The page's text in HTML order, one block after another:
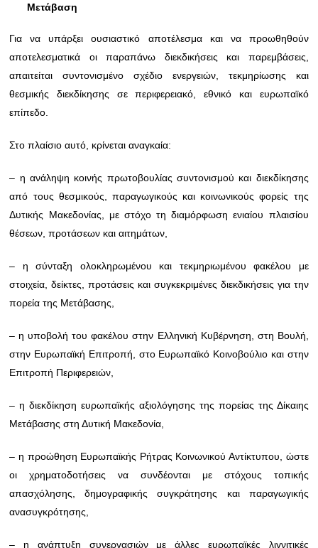
Μετάβαση
Για να υπάρξει ουσιαστικό αποτέλεσμα και να προωθηθούν
αποτελεσματικά οι παραπάνω διεκδικήσεις και παρεμβάσεις,
απαιτείται συντονισμένο σχέδιο ενεργειών, τεκμηρίωσης και
θεσμικής διεκδίκησης σε περιφερειακό, εθνικό και ευρωπαϊκό
επίπεδο.
Στο πλαίσιο αυτό, κρίνεται αναγκαία:
– η ανάληψη κοινής πρωτοβουλίας συντονισμού και διεκδίκησης
από τους θεσμικούς, παραγωγικούς και κοινωνικούς φορείς της
Δυτικής Μακεδονίας, με στόχο τη διαμόρφωση ενιαίου πλαισίου
θέσεων, προτάσεων και αιτημάτων,
– η σύνταξη ολοκληρωμένου και τεκμηριωμένου φακέλου με
στοιχεία, δείκτες, προτάσεις και συγκεκριμένες διεκδικήσεις για την
πορεία της Μετάβασης,
– η υποβολή του φακέλου στην Ελληνική Κυβέρνηση, στη Βουλή,
στην Ευρωπαϊκή Επιτροπή, στο Ευρωπαϊκό Κοινοβούλιο και στην
Επιτροπή Περιφερειών,
– η διεκδίκηση ευρωπαϊκής αξιολόγησης της πορείας της Δίκαιης
Μετάβασης στη Δυτική Μακεδονία,
– η προώθηση Ευρωπαϊκής Ρήτρας Κοινωνικού Αντίκτυπου, ώστε
οι χρηματοδοτήσεις να συνδέονται με στόχους τοπικής
απασχόλησης, δημογραφικής συγκράτησης και παραγωγικής
ανασυγκρότησης,
– η ανάπτυξη συνεργασιών με άλλες ευρωπαϊκές λιγνιτικές